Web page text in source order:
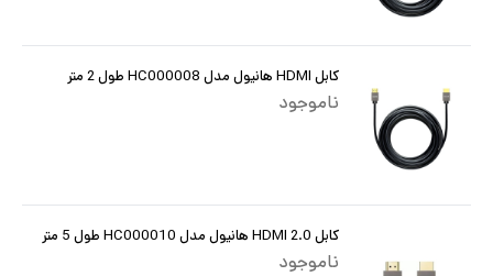
کابل HDMI هانیول مدل HC000008 طول 2 متر
ناموجود
کابل HDMI 2.0 هانیول مدل HC000010 طول 5 متر
ناموجود